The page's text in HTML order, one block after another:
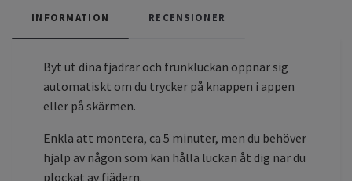
INFORMATION RECENSIONER
Byt ut dina fjädrar och frunkluckan öppnar sig
automatiskt om du trycker på knappen i appen
eller på skärmen.
Enkla att montera, ca 5 minuter, men du behöver
hjälp av någon som kan hålla luckan åt dig när du
plockat av fjädern.